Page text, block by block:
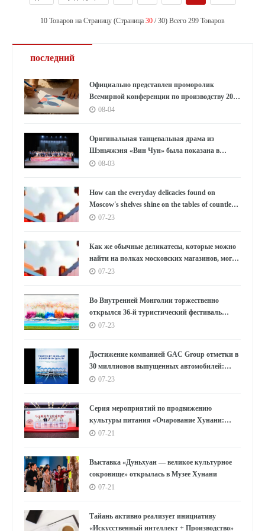
officers. Horrific stabbings and bombings rocked
the land once known as a commercial hub on
10 Товаров на Страницу (Страница 30 / 30) Всего 299 Товаров
последний
Официально представлен проморолик
Всемирной конференции по производству 2026
года: Аньхой направляет миру «приглашение
08-04
Оригинальная танцевальная драма из
Шэньчжэня «Вин Чун» была показана в
Южной Корее под бурные овации, используя
08-03
How can the everyday delicacies found on
Moscow's shelves shine on the tables of countless
households in the East?
07-23
Как же обычные деликатесы, которые можно
найти на полках московских магазинов, могут
украсить столы бесчисленных семей на
07-23
Во Внутренней Монголии торжественно
открылся 36-й туристический фестиваль
«Наадам»
07-23
Достижение компанией GAC Group отметки в
30 миллионов выпущенных автомобилей:
цифры, лежащие в основе концепции "GAC
07-23
Серия мероприятий по продвижению
культуры питания «Очарование Хунани:
вкусы Мавандуй» стартовала в Шанхае
07-21
Выставка «Дуньхуан — великое культурное
сокровище» открылась в Музее Хунани
07-21
Тайань активно реализует инициативу
«Искусственный интеллект + Производство»